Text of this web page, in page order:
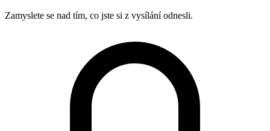
Zamyslete se nad tím, co jste si z vysílání odnesli.